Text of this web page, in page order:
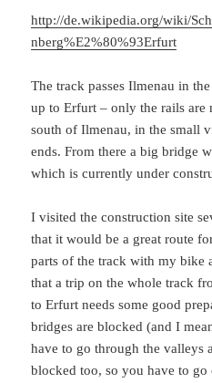
http://de.wikipedia.org/wiki/
nberg%E2%80%93Erfurt
The track passes Ilmenau in
up to Erfurt – only the rails are
south of Ilmenau, in the small
ends. From there a big bridge
which is currently under
I visited the construction site
that it would be a great route
parts of the track with my bike
that a trip on the whole track
to Erfurt needs some good
bridges are blocked (and I
have to go through the valleys
blocked too, so you have to go